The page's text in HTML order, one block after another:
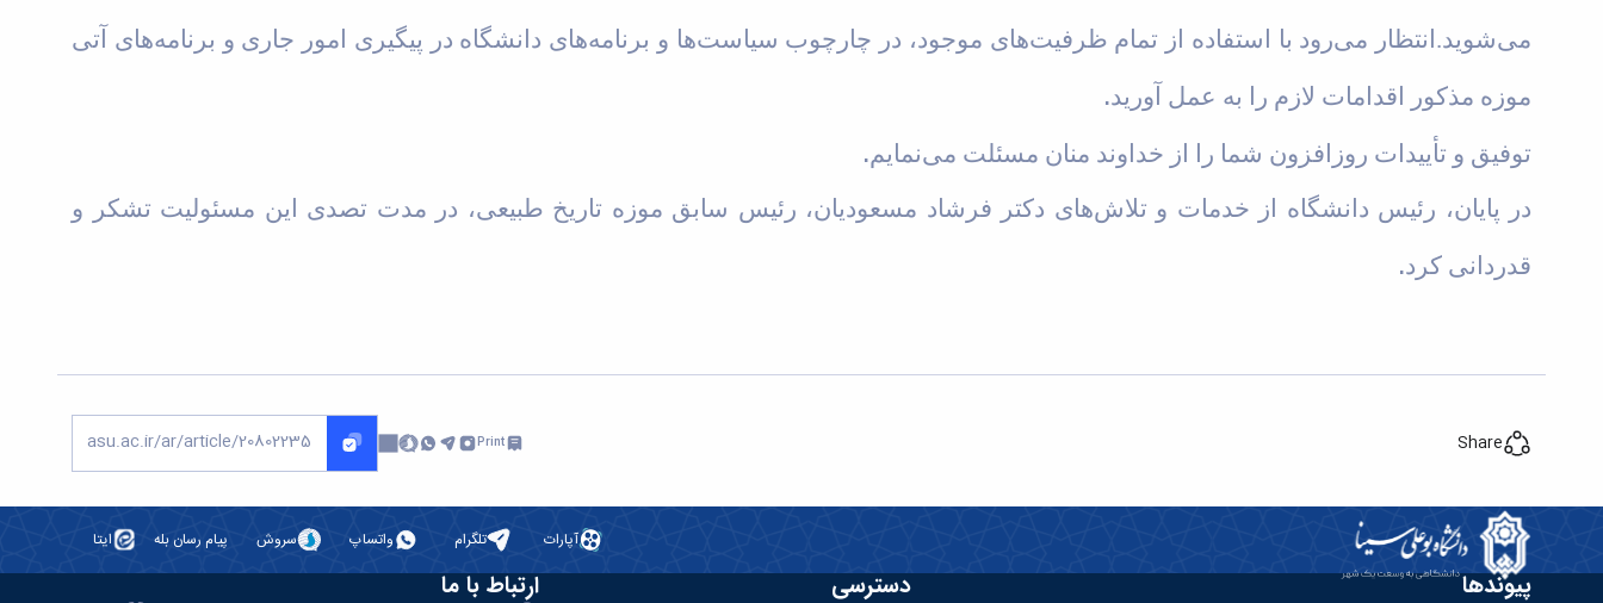
می‌شوید.انتظار می‌رود با استفاده از تمام ظرفیت‌های موجود، در چارچوب سیاست‌ها و برنامه‌های دانشگاه در پیگیری امور جاری و برنامه‌های آتی
موزه مذکور اقدامات لازم را به عمل آورید.
توفیق و تأییدات روزافزون شما را از خداوند منان مسئلت می‌نمایم.
در پایان، رئیس دانشگاه از خدمات و تلاش‌های دکتر فرشاد مسعودیان، رئیس سابق موزه تاریخ طبیعی، در مدت تصدی این مسئولیت تشکر و
قدردانی کرد.
Share
Print
آپارات تلگرام واتساپ سروش پیام رسان بله ایتا
پیوندها دسترسی ارتباط با ما